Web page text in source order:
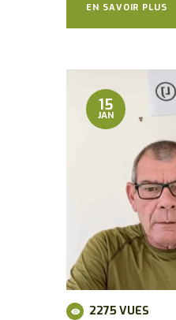
EN SAVOIR PLUS
15
JAN
2275 VUES